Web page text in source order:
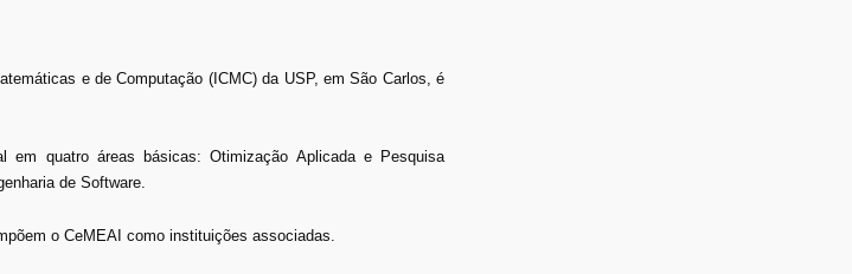
e de Computação (ICMC) da USP, em São Carlos, é
quatro áreas básicas: Otimização Aplicada e Pesquisa
de Software.
o CeMEAI como instituições associadas.